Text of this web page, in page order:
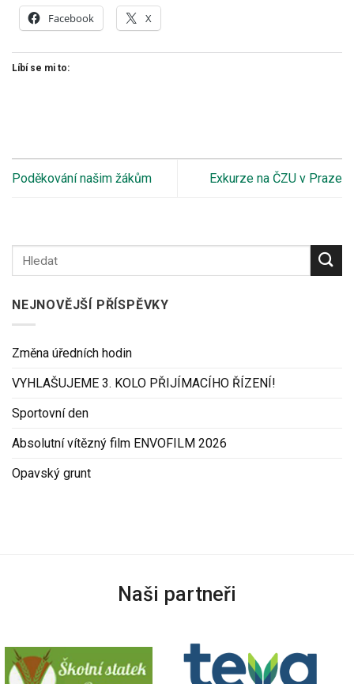
Facebook X
Líbí se mi to:
Poděkování našim žákům Exkurze na ČZU v Praze
NEJNOVĚJŠÍ PŘÍSPĚVKY
Změna úředních hodin
VYHLAŠUJEME 3. KOLO PŘIJÍMACÍHO ŘÍZENÍ!
Sportovní den
Absolutní vítězný film ENVOFILM 2026
Opavský grunt
Naši partneři